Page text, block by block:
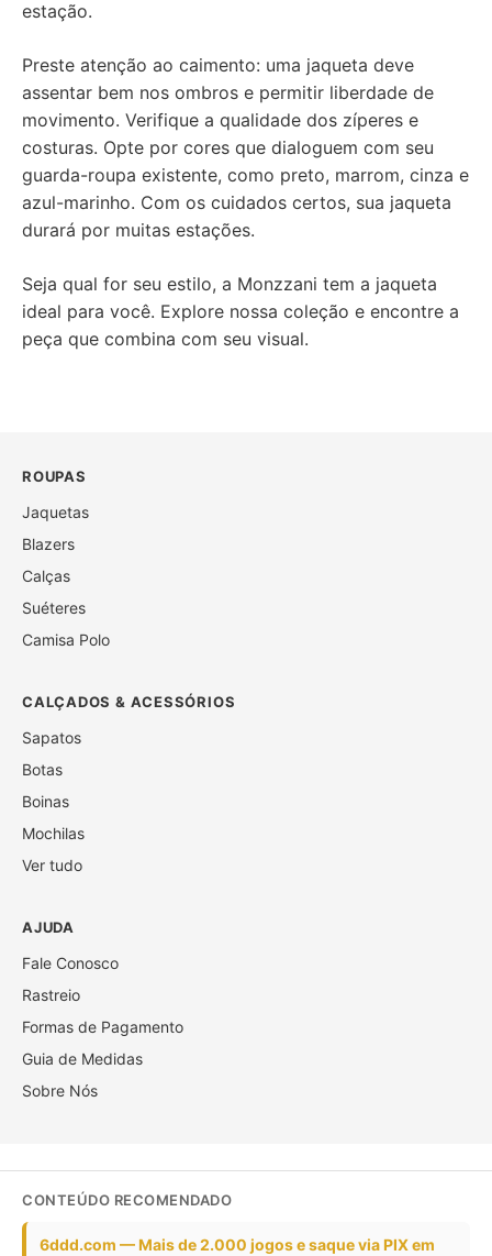
estação.
Preste atenção ao caimento: uma jaqueta deve
assentar bem nos ombros e permitir liberdade de
movimento. Verifique a qualidade dos zíperes e
costuras. Opte por cores que dialoguem com seu
guarda-roupa existente, como preto, marrom, cinza e
azul-marinho. Com os cuidados certos, sua jaqueta
durará por muitas estações.
Seja qual for seu estilo, a Monzzani tem a jaqueta
ideal para você. Explore nossa coleção e encontre a
peça que combina com seu visual.
ROUPAS
Jaquetas
Blazers
Calças
Suéteres
Camisa Polo
CALÇADOS & ACESSÓRIOS
Sapatos
Botas
Boinas
Mochilas
Ver tudo
AJUDA
Fale Conosco
Rastreio
Formas de Pagamento
Guia de Medidas
Sobre Nós
CONTEÚDO RECOMENDADO
6ddd.com — Mais de 2.000 jogos e saque via PIX em